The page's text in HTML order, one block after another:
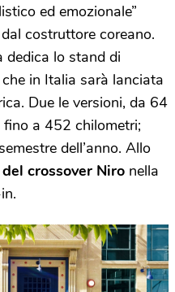
ed emozionale”
costruttore coreano.
dedica lo stand di
che in Italia sarà lanciata
Due le versioni, da 64
a 452 chilometri;
dell’anno. Allo
crossover Niro nella